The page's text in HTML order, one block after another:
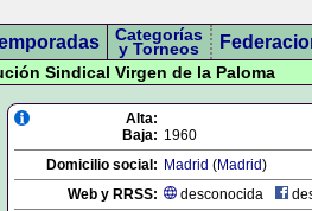
Categorías
y Torneos
Sindical Virgen de la Paloma
Alta:
Baja: 1960
Domicilio social: Madrid (Madrid)
Web y RRSS:
desconocida